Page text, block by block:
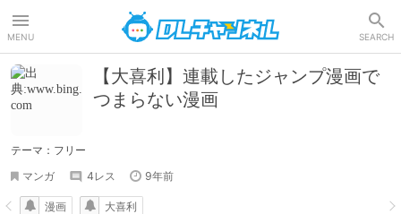
MENU SEARCH
【大喜利】連載したジャンプ漫画で
つまらない漫画
テーマ：フリー
マンガ
4レス 9年前
漫画 大喜利